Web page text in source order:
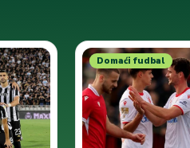
Domaći fudbal